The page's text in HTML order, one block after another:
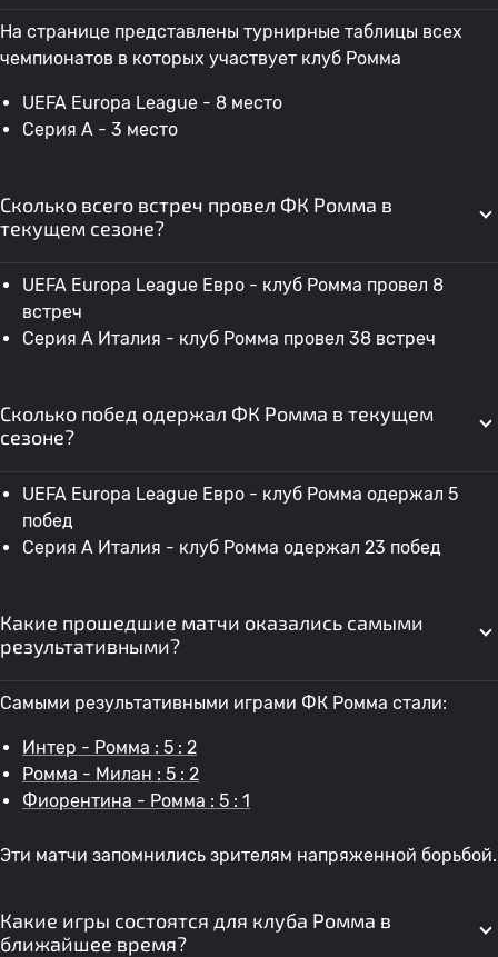
На странице представлены турнирные таблицы всех
чемпионатов в которых участвует клуб Ромма
UEFA Europa League - 8 место
Серия А - 3 место
Сколько всего встреч провел ФК Ромма в
текущем сезоне?
UEFA Europa League Евро - клуб Ромма провел 8
встреч
Серия А Италия - клуб Ромма провел 38 встреч
Сколько побед одержал ФК Ромма в текущем
сезоне?
UEFA Europa League Евро - клуб Ромма одержал 5
побед
Серия А Италия - клуб Ромма одержал 23 побед
Какие прошедшие матчи оказались самыми
результативными?
Самыми результативными играми ФК Ромма стали:
Интер - Ромма : 5 : 2
Ромма - Милан : 5 : 2
Фиорентина - Ромма : 5 : 1
Эти матчи запомнились зрителям напряженной борьбой.
Какие игры состоятся для клуба Ромма в
ближайшее время?